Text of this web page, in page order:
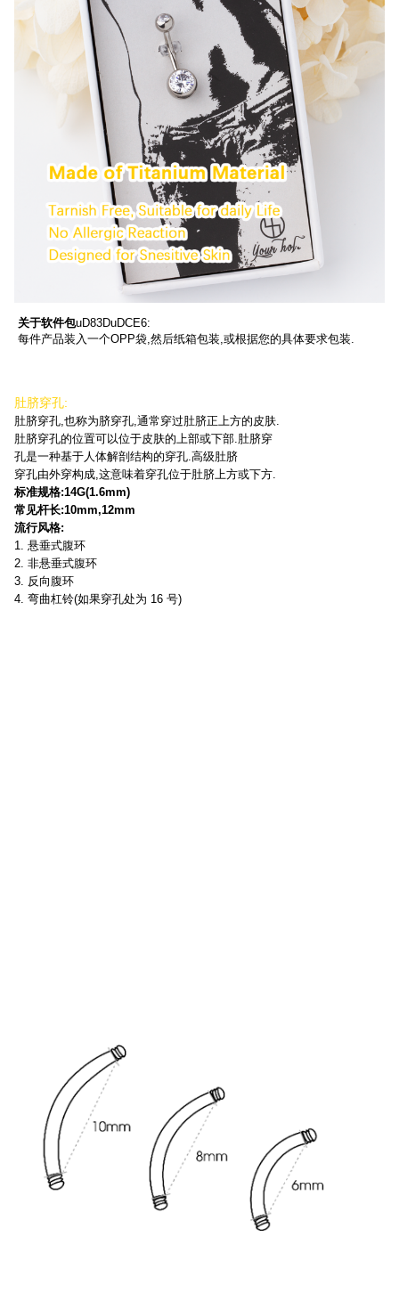
关于软件包uD83DuDCE6:
每件产品装入一个OPP袋,然后纸箱包装,或根据您的具体要求包装.
肚脐穿孔:
肚脐穿孔,也称为脐穿孔,通常穿过肚脐正上方的皮肤.
肚脐穿孔的位置可以位于皮肤的上部或下部.肚脐穿
孔是一种基于人体解剖结构的穿孔.高级肚脐
穿孔由外穿构成,这意味着穿孔位于肚脐上方或下方.
标准规格:14G(1.6mm)
常见杆长:10mm,12mm
流行风格:
1. 悬垂式腹环
2. 非悬垂式腹环
3. 反向腹环
4. 弯曲杠铃(如果穿孔处为 16 号)